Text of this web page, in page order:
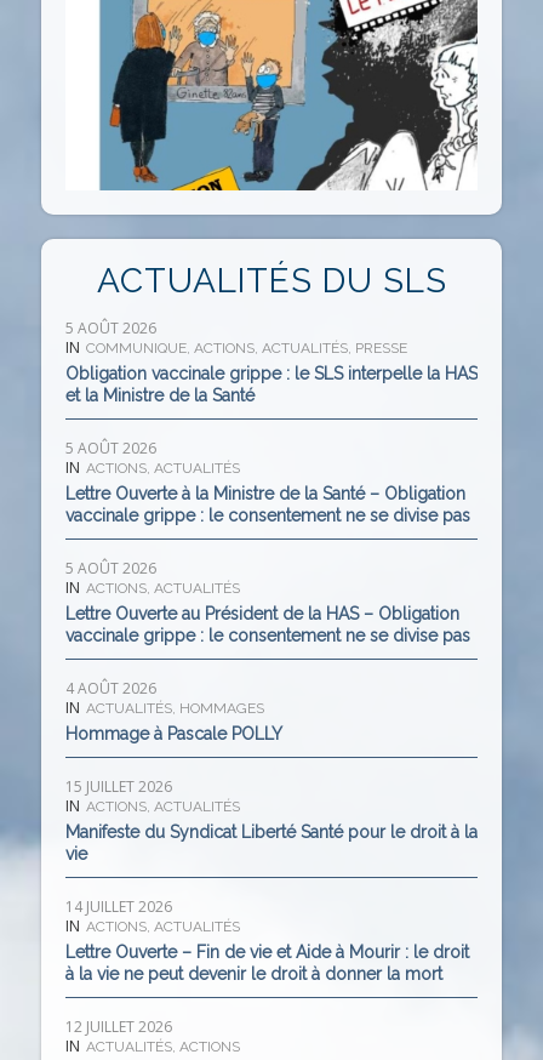
ACTUALITÉS DU SLS
5 AOÛT 2026
IN COMMUNIQUE ACTIONS ACTUALITÉS PRESSE
Obligation vaccinale grippe : le SLS interpelle la HAS
et la Ministre de la Santé
5 AOÛT 2026
IN ACTIONS ACTUALITÉS
Lettre Ouverte à la Ministre de la Santé – Obligation
vaccinale grippe : le consentement ne se divise pas
5 AOÛT 2026
IN ACTIONS ACTUALITÉS
Lettre Ouverte au Président de la HAS – Obligation
vaccinale grippe : le consentement ne se divise pas
4 AOÛT 2026
IN ACTUALITÉS HOMMAGES
Hommage à Pascale POLLY
15 JUILLET 2026
IN ACTIONS ACTUALITÉS
Manifeste du Syndicat Liberté Santé pour le droit à la
vie
14 JUILLET 2026
IN ACTIONS ACTUALITÉS
Lettre Ouverte – Fin de vie et Aide à Mourir : le droit
à la vie ne peut devenir le droit à donner la mort
12 JUILLET 2026
IN ACTUALITÉS ACTIONS